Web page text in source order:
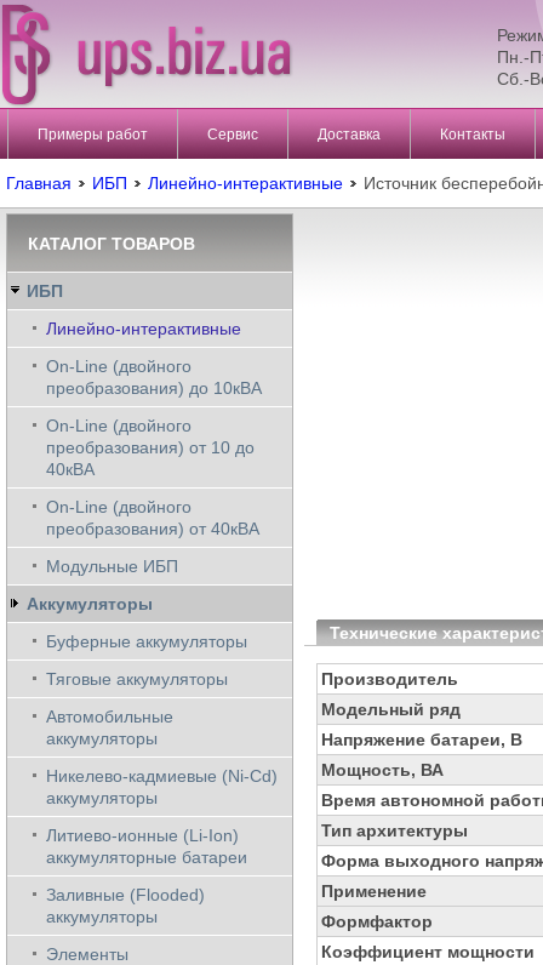
Пн.-
Сб.-
Примеры работ Сервис Доставка Контакты
Главная ИБП Линейно-интерактивные Источник
Технические
Производитель
Модельный ряд
Напряжение батареи, В
Мощность, ВА
Время автономной
Тип архитектуры
Форма выходного
Применение
Формфактор
Коэффициент мощности
КАТАЛОГ ТОВАРОВ
ИБП
Линейно-интерактивные
On-Line (двойного
преобразования) до 10кВА
On-Line (двойного
преобразования) от 10 до
40кВА
On-Line (двойного
преобразования) от 40кВА
Модульные ИБП
Аккумуляторы
Буферные аккумуляторы
Тяговые аккумуляторы
Автомобильные
аккумуляторы
Никелево-кадмиевые (Ni-Cd)
аккумуляторы
Литиево-ионные (Li-Ion)
аккумуляторные батареи
Заливные (Flooded)
аккумуляторы
Элементы